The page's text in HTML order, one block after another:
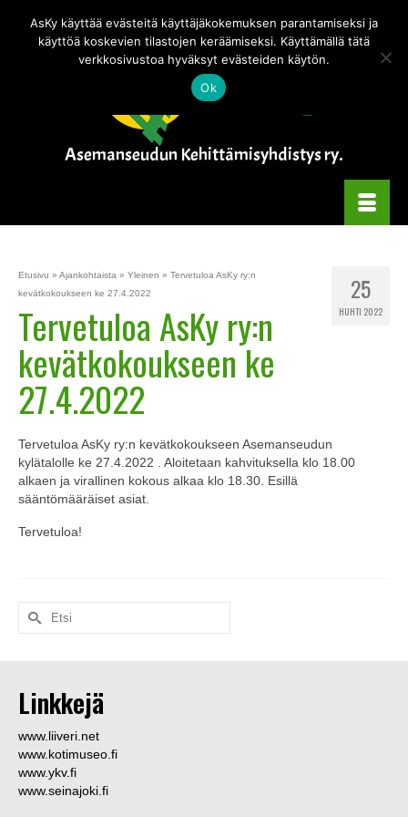
Tämä verkkokauppa on testitilassa — tilauksia ei käsitellä.
Piilota tämä
ilmoitus
Asemanseudun Kehittämisyhdistys ry.
25
HUHTI 2022
Etusivu » Ajankohtaista » Yleinen » Tervetuloa AsKy ry:n
kevätkokoukseen ke 27.4.2022
Tervetuloa AsKy ry:n
kevätkokoukseen ke
27.4.2022
Tervetuloa AsKy ry:n kevätkokoukseen Asemanseudun
kylätalolle ke 27.4.2022 . Aloitetaan kahvituksella klo 18.00
alkaen ja virallinen kokous alkaa klo 18.30. Esillä
sääntömääräiset asiat.
Tervetuloa!
Search
for:
Linkkejä
www.liiveri.net
www.kotimuseo.fi
www.ykv.fi
www.seinajoki.fi
AsKy käyttää evästeitä käyttäjäkokemuksen parantamiseksi ja
käyttöä koskevien tilastojen keräämiseksi. Käyttämällä tätä
verkkosivustoa hyväksyt evästeiden käytön.
Ok